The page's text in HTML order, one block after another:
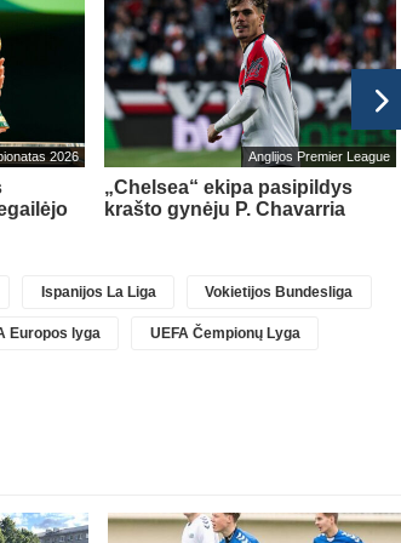
2026 Anglijos Premier League
„Chelsea“ ekipa pasipildys
krašto gynėju P. Chavarria
Ispanijos La Liga Vokietijos Bundesliga
Europos lyga UEFA Čempionų Lyga